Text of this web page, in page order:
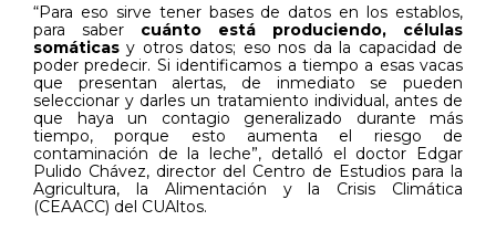
“Para eso sirve tener bases de datos en los establos,
para saber cuánto está produciendo, células
somáticas y otros datos; eso nos da la capacidad de
poder predecir. Si identificamos a tiempo a esas vacas
que presentan alertas, de inmediato se pueden
seleccionar y darles un tratamiento individual, antes de
que haya un contagio generalizado durante más
tiempo, porque esto aumenta el riesgo de
contaminación de la leche”, detalló el doctor Edgar
Pulido Chávez, director del Centro de Estudios para la
Agricultura, la Alimentación y la Crisis Climática
(CEAACC) del CUAltos.